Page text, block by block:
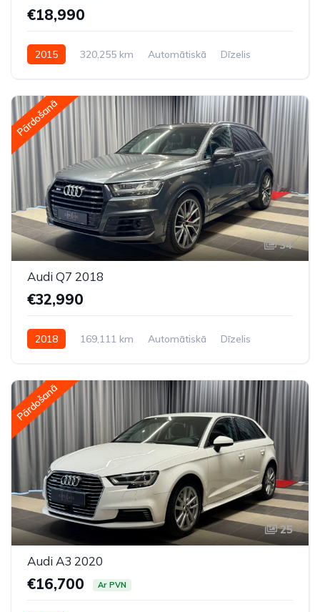
€18,990
2015 320,255 km Automātiskā
Dīzelis
Pārdošanā
34
Audi Q7 2018
€32,990
2018 169,111 km Automātiskā
Dīzelis
Pārdošanā
25
Audi A3 2020
€16,700 Ar PVN